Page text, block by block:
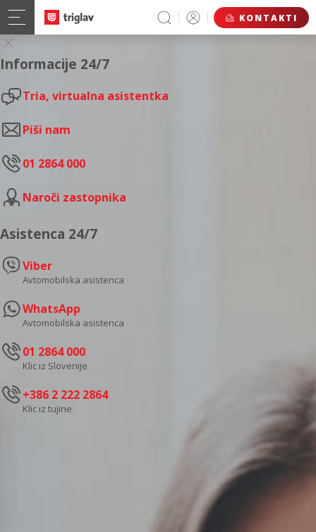
KONTAKTI
Informacije 24/7
Tria, virtualna asistentka
Piši nam
01 2864 000
Naroči zastopnika
Asistenca 24/7
Viber
Avtomobilska asistenca
WhatsApp
Avtomobilska asistenca
01 2864 000
Klic iz Slovenije
+386 2 222 2864
Klic iz tujine